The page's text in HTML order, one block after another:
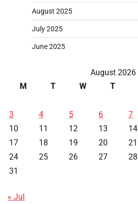
August 2025
July 2025
June 2025
August 2026
M
T W T
3
4 5 6 7
10
11 12 13 14
17
18 19 20 21
24
25 26 27 28
31
« Jul